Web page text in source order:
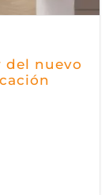
del nuevo